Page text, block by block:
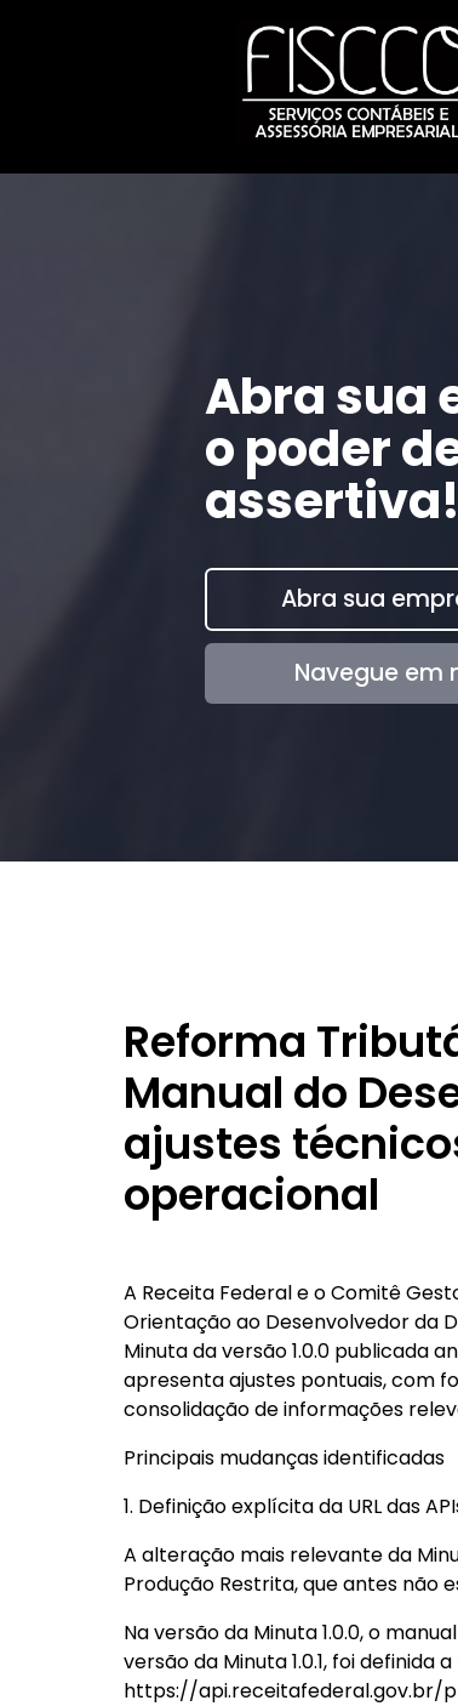
Abra sua
o poder
assertiva!
Abra sua
Navegue em
Reforma
Manual do
ajustes
operacional
A Receita Federal e o Comitê
Orientação ao Desenvolvedor da
Minuta da versão 1.0.0 publicada
apresenta ajustes pontuais, com
consolidação de informações
Principais mudanças identificadas
1. Definição explícita da URL das
A alteração mais relevante da
Produção Restrita, que antes não
Na versão da Minuta 1.0.0, o
versão da Minuta 1.0.1, foi definida
https://api.receitafederal.gov.br/